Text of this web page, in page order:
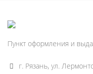
Пункт оформления и
г. Рязань, ул.